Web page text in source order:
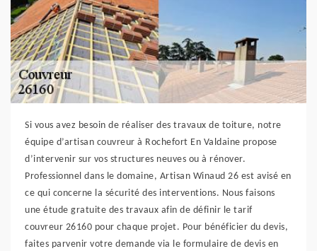
Si vous avez besoin de réaliser des travaux de toiture, notre
équipe d’artisan couvreur à Rochefort En Valdaine propose
d’intervenir sur vos structures neuves ou à rénover.
Professionnel dans le domaine, Artisan Winaud 26 est avisé en
ce qui concerne la sécurité des interventions. Nous faisons
une étude gratuite des travaux afin de définir le tarif
couvreur 26160 pour chaque projet. Pour bénéficier du devis,
faites parvenir votre demande via le formulaire de devis en